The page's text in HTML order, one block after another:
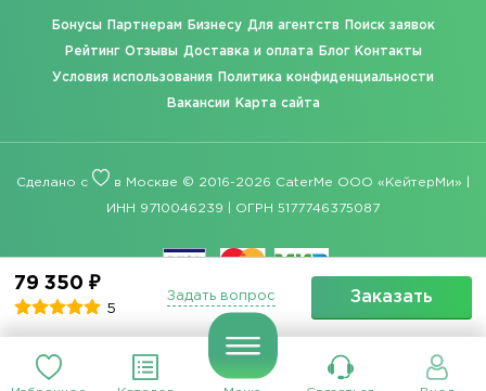
79 350 ₽
5
Заказать
Задать вопрос
Бонусы Партнерам Бизнесу Для агентств Поиск заявок
Рейтинг Отзывы Доставка и оплата Блог Контакты
Условия использования Политика конфиденциальности
Вакансии Карта сайта
Сделано с в Москве © 2016-2026 CaterMe ООО «КейтерМи» |
ИНН 9710046239 | ОГРН 5177746375087